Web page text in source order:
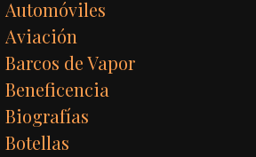
Automóviles
Aviación
Barcos de Vapor
Beneficencia
Biografías
Botellas